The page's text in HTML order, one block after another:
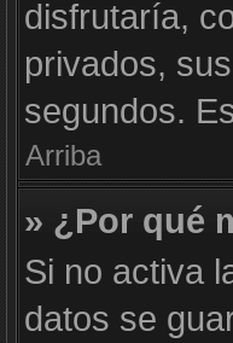
disfrutaría,
privados,
segundos.
Arriba
» ¿Por qué
Si no activa
datos se